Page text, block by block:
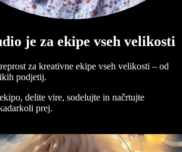
je za ekipe vseh velikosti
za kreativne ekipe vseh velikosti – od
podjetij.
delite vire, sodelujte in načrtujte
prej.